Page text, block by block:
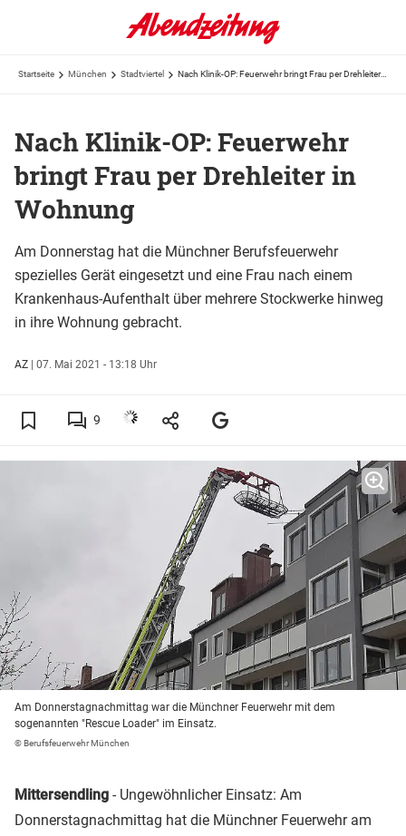
Startseite München Stadtviertel Nach Klinik-OP: Feuerwehr bringt Frau per Drehleiter in Wohnung
Nach Klinik-OP: Feuerwehr
bringt Frau per Drehleiter in
Wohnung
Am Donnerstag hat die Münchner Berufsfeuerwehr
spezielles Gerät eingesetzt und eine Frau nach einem
Krankenhaus-Aufenthalt über mehrere Stockwerke hinweg
in ihre Wohnung gebracht.
AZ | 07. Mai 2021 - 13:18 Uhr
9
Am Donnerstagnachmittag war die Münchner Feuerwehr mit dem
sogenannten "Rescue Loader" im Einsatz.
© Berufsfeuerwehr München
Mittersendling - Ungewöhnlicher Einsatz: Am
Donnerstagnachmittag hat die Münchner Feuerwehr am